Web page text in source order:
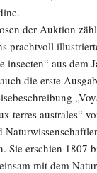
der Auktion
prachtvoll
in­secten“ aus dem
die erste
terres australes“
Sie erschien 1807
mit dem